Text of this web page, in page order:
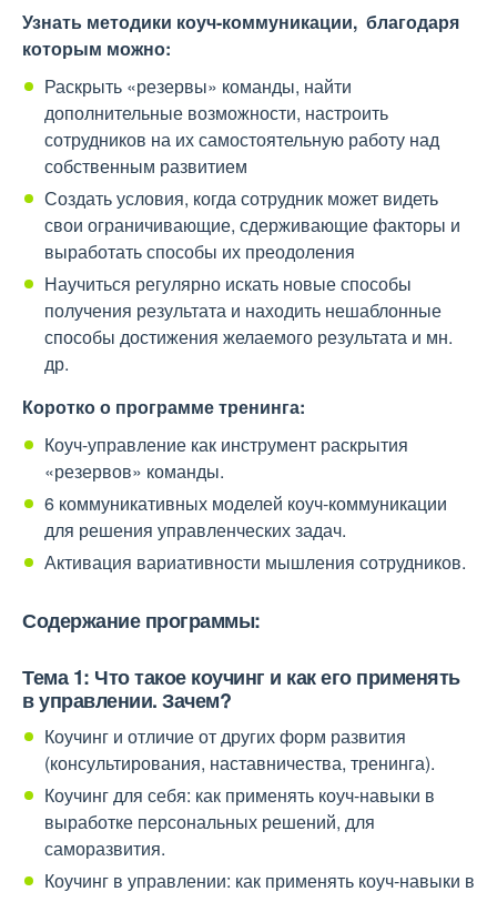
Узнать методики коуч-коммуникации, благодаря
которым можно:
Раскрыть «резервы» команды, найти
дополнительные возможности, настроить
сотрудников на их самостоятельную работу над
собственным развитием
Создать условия, когда сотрудник может видеть
свои ограничивающие, сдерживающие факторы и
выработать способы их преодоления
Научиться регулярно искать новые способы
получения результата и находить нешаблонные
способы достижения желаемого результата и мн.
др.
Коротко о программе тренинга:
Коуч-управление как инструмент раскрытия
«резервов» команды.
6 коммуникативных моделей коуч-коммуникации
для решения управленческих задач.
Активация вариативности мышления сотрудников.
Содержание программы:
Тема 1: Что такое коучинг и как его применять
в управлении. Зачем?
Коучинг и отличие от других форм развития
(консультирования, наставничества, тренинга).
Коучинг для себя: как применять коуч-навыки в
выработке персональных решений, для
саморазвития.
Коучинг в управлении: как применять коуч-навыки в